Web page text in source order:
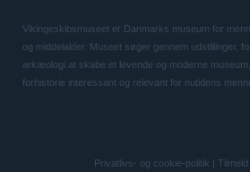
Vikingeskibsmuseet er Danmarks museum for
og middelalder. Museet søger gennem udstillinger,
arkæologi at skabe et levende og moderne
forhistorie interessant og relevant for nutidens
Privatlivs- og cookie-politik |